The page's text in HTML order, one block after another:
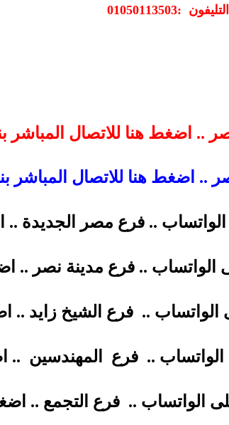
01050113503:
.. اضغط هنا للاتصال المباشر
الواتساب .. فرع الشيخ زايد
الواتساب .. فرع المهندسين
الواتساب .. فرع التجمع